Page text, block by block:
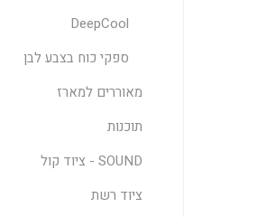
DeepCool
ספקי כוח בצבע לבן
מאוררים למארז
תוכנות
SOUND - ציוד קול
ציוד רשת